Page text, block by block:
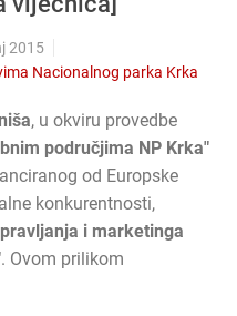
2015
Nacionalnog parka Krka
, u okviru provedbe
područjima NP Krka"
od Europske
konkurentnosti,
i marketinga
. Ovom prilikom